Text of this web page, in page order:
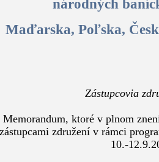
Memorandum, ktoré v plnom
združení v rámci programu VIIII.
a cechov